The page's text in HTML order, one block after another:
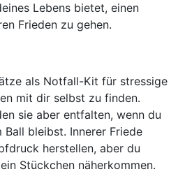
Lebens bietet, einen
Frieden zu gehen.
als Notfall-Kit für stressige
mit dir selbst zu finden.
sie aber entfalten, wenn du
Ball bleibst. Innerer Friede
herstellen, aber du
Stückchen näherkommen.